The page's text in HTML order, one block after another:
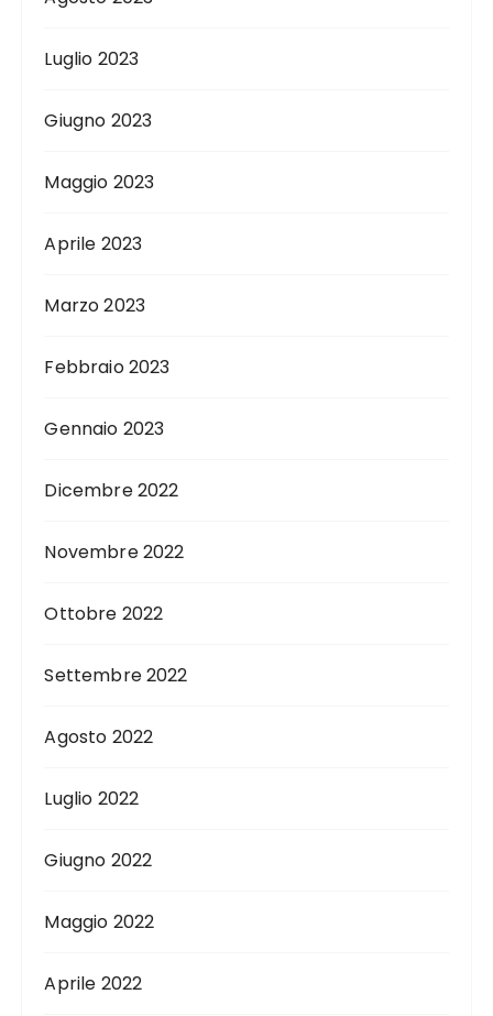
Luglio 2023
Giugno 2023
Maggio 2023
Aprile 2023
Marzo 2023
Febbraio 2023
Gennaio 2023
Dicembre 2022
Novembre 2022
Ottobre 2022
Settembre 2022
Agosto 2022
Luglio 2022
Giugno 2022
Maggio 2022
Aprile 2022